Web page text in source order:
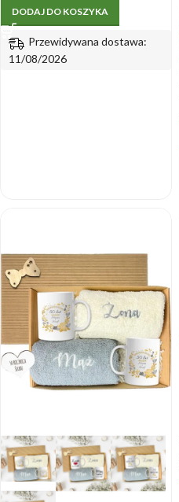
DODAJ DO KOSZYKA
Przewidywana dostawa:
11/08/2026